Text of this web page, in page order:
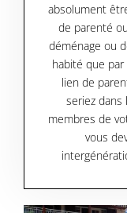
absolument
de parenté
déménage ou
habité que
lien de
seriez dans
membres de
vous